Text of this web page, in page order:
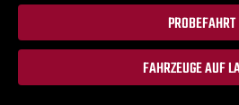
PROBEFAHRT
FAHRZEUGE AUF